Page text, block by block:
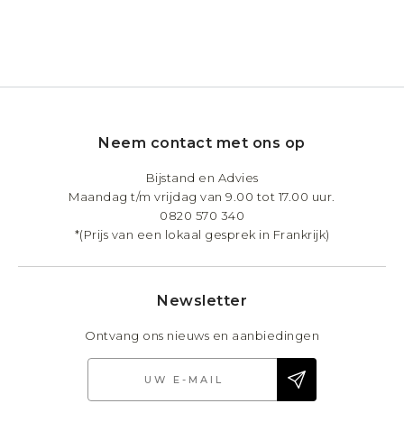
Neem contact met ons op
Bijstand en Advies
Maandag t/m vrijdag van 9.00 tot 17.00 uur.
0820 570 340
*(Prijs van een lokaal gesprek in Frankrijk)
Newsletter
Ontvang ons nieuws en aanbiedingen